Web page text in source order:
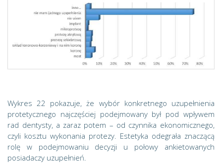
Wykres 22 pokazuje, że wybór konkretnego uzupełnienia
protetycznego najczęściej podejmowany był pod wpływem
rad dentysty, a zaraz potem – od czynnika ekonomicznego,
czyli kosztu wykonania protezy. Estetyka odegrała znaczącą
rolę w podejmowaniu decyzji u połowy ankietowanych
posiadaczy uzupełnień.